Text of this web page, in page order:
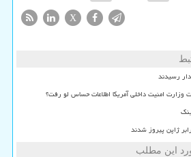
X
رسیدند
وزارت امنیت داخلی آمریکا اطلاعات حساس لو رفت؟
ژاپن پیروز شدند
این مطلب